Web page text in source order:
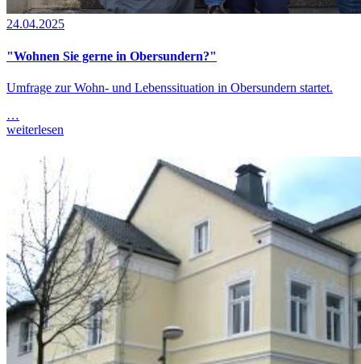
24.04.2025
"Wohnen Sie gerne in Obersundern?"
Umfrage zur Wohn- und Lebenssituation in Obersundern startet.
…
weiterlesen